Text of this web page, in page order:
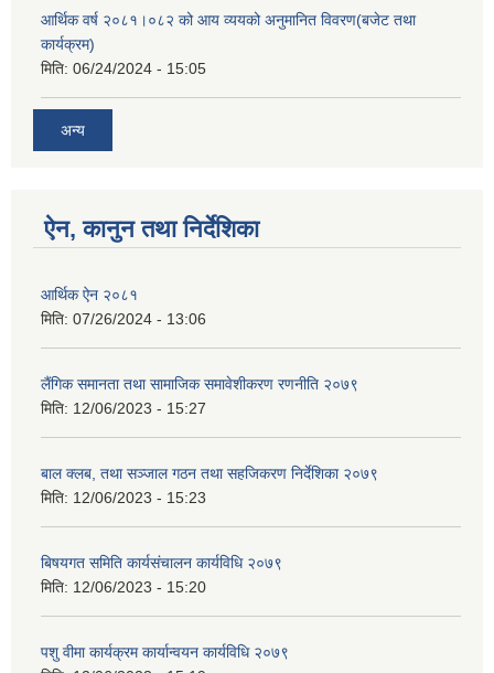
आर्थिक वर्ष २०८१।०८२ को आय व्ययको अनुमानित विवरण(बजेट तथा
कार्यक्रम)
मिति: 06/24/2024 - 15:05
अन्य
ऐन, कानुन तथा निर्देशिका
आर्थिक ऐन २०८१
मिति: 07/26/2024 - 13:06
लैंगिक समानता तथा सामाजिक समावेशीकरण रणनीति २०७९
मिति: 12/06/2023 - 15:27
बाल क्लब, तथा सञ्जाल गठन तथा सहजिकरण निर्देशिका २०७९
मिति: 12/06/2023 - 15:23
बिषयगत समिति कार्यसंचालन कार्यविधि २०७९
मिति: 12/06/2023 - 15:20
पशु वीमा कार्यक्रम कार्यान्वयन कार्यविधि २०७९